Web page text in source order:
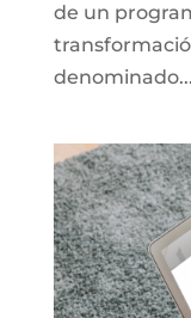
de un
denominado...